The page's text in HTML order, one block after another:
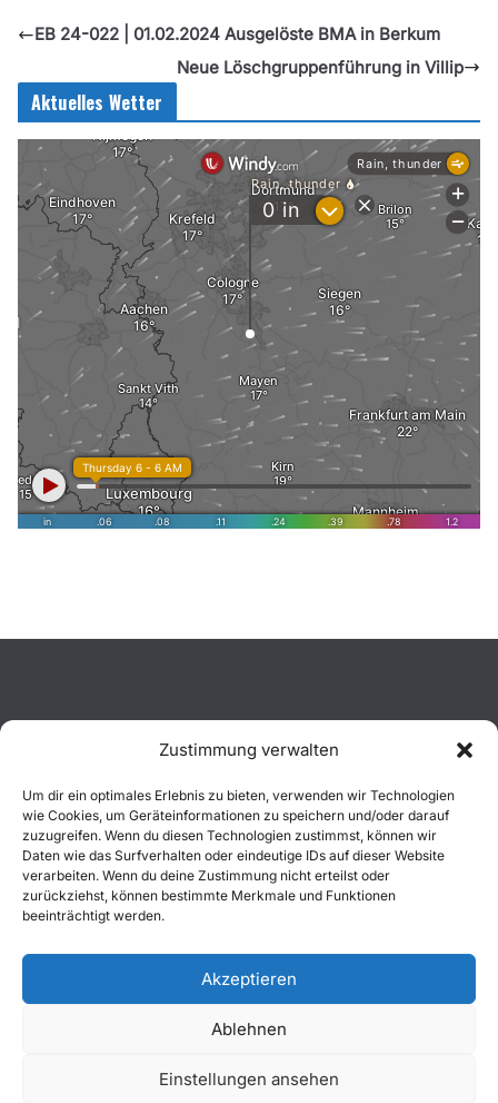
Zustimmung verwalten
Um dir ein optimales Erlebnis zu bieten, verwenden wir Technologien
wie Cookies, um Geräteinformationen zu speichern und/oder darauf
zuzugreifen. Wenn du diesen Technologien zustimmst, können wir
Daten wie das Surfverhalten oder eindeutige IDs auf dieser Website
verarbeiten. Wenn du deine Zustimmung nicht erteilst oder
zurückziehst, können bestimmte Merkmale und Funktionen
beeinträchtigt werden.
Akzeptieren
Ablehnen
Einstellungen ansehen
EB 24-022 | 01.02.2024 Ausgelöste BMA in Berkum
Neue Löschgruppenführung in Villip
Aktuelles Wetter
Aktuelles
Einsätze
Unsere Jugend
Mitglied werden
Rechte vorbehalten.